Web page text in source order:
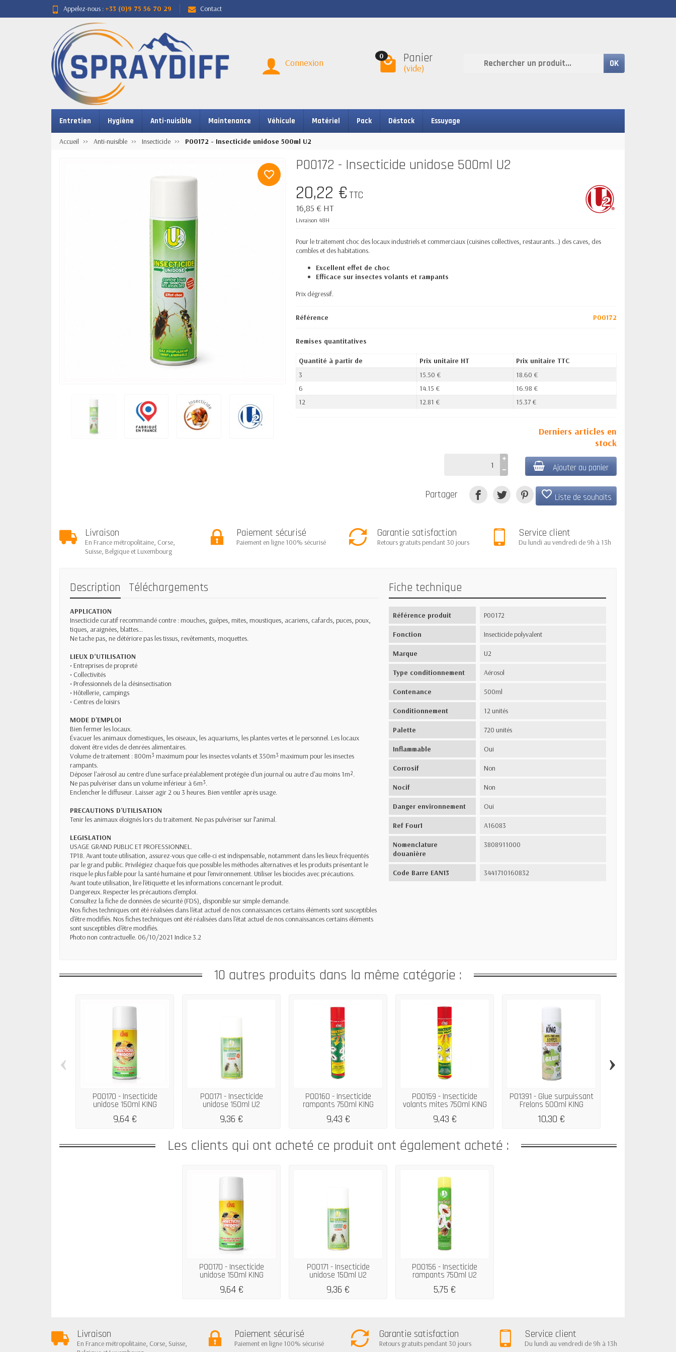
Appelez-nous : +33 (0)9 75 56 70 29 Contact
Connexion
0 Panier
(vide) OK
Entretien Hygiène Anti-nuisible Maintenance Véhicule Matériel Pack Déstock Essuyage
Accueil Anti-nuisible Insecticide P00172 - Insecticide unidose 500ml U2
favorite_border
P00172 - Insecticide unidose 500ml U2
20,22 €TTC
16,85 € HT
Livraison 48H
Pour le traitement choc des locaux industriels et commerciaux (cuisines collectives, restaurants...) des caves, des
combles et des habitations.
Excellent effet de choc
Efficace sur insectes volants et rampants
Prix dégressif.
Référence P00172
Remises quantitatives
Quantité à partir de Prix unitaire HT
Prix unitaire TTC
3
15.50 €
18.60 €
6
14.15 €
16.98 €
12
12.81 € 15.37 €
Derniers articles en
stock
Ajouter au panier
favorite_border Liste de souhaits
Partager
Livraison
En France métropolitaine, Corse,
Suisse, Belgique et Luxembourg
Paiement sécurisé
Paiement en ligne 100% sécurisé
Garantie satisfaction
Retours gratuits pendant 30 jours
Service client
Du lundi au vendredi de 9h à 13h
Description Téléchargements
APPLICATION
Insecticide curatif recommandé contre : mouches, guêpes, mites, moustiques, acariens, cafards, puces, poux,
tiques, araignées, blattes…
Ne tache pas, ne détériore pas les tissus, revêtements, moquettes.
LIEUX D’UTILISATION
• Entreprises de propreté
• Collectivités
• Professionnels de la désinsectisation
• Hôtellerie, campings
• Centres de loisirs
MODE D'EMPLOI
Bien fermer les locaux.
Évacuer les animaux domestiques, les oiseaux, les aquariums, les plantes vertes et le personnel. Les locaux
doivent être vides de denrées alimentaires.
Volume de traitement : 800m³ maximum pour les insectes volants et 350m³ maximum pour les insectes
rampants.
Déposer l'aérosol au centre d'une surface préalablement protégée d'un journal ou autre d'au moins 1m².
Ne pas pulvériser dans un volume inférieur à 6m³.
Enclencher le diffuseur. Laisser agir 2 ou 3 heures. Bien ventiler après usage.
PRECAUTIONS D'UTILISATION
Tenir les animaux éloignés lors du traitement. Ne pas pulvériser sur l’animal.
LEGISLATION
USAGE GRAND PUBLIC ET PROFESSIONNEL.
TP18. Avant toute utilisation, assurez-vous que celle-ci est indispensable, notamment dans les lieux fréquentés
par le grand public. Privilégiez chaque fois que possible les méthodes alternatives et les produits présentant le
risque le plus faible pour la santé humaine et pour l'environnement. Utiliser les biocides avec précautions.
Avant toute utilisation, lire l'étiquette et les informations concernant le produit.
Dangereux. Respecter les précautions d'emploi.
Consultez la fiche de données de sécurité (FDS), disponible sur simple demande.
Nos fiches techniques ont été réalisées dans l'état actuel de nos connaissances certains éléments sont susceptibles
d'être modifiés. Nos fiches techniques ont été réalisées dans l'état actuel de nos connaissances certains éléments
sont susceptibles d'être modifiés.
Photo non contractuelle. 06/10/2021 Indice 3.2
Fiche technique
Référence produit P00172
Fonction Insecticide polyvalent
Marque U2
Type conditionnement Aérosol
Contenance 500ml
Conditionnement 12 unités
Palette 720 unités
Inflammable Oui
Corrosif Non
Nocif Non
Danger environnement Oui
Ref Four1 A16083
Nomenclature
douanière
3808911000
Code Barre EAN13 3441710160832
10 autres produits dans la même catégorie :
P00170 - Insecticide
unidose 150ml KING
9,64 €
P00171 - Insecticide
unidose 150ml U2
9,36 €
P00160 - Insecticide
rampants 750ml KING
9,43 €
P00159 - Insecticide
volants mites 750ml KING
9,43 €
P01391 - Glue surpuissant
Frelons 500ml KING
10,30 €
‹ ›
Les clients qui ont acheté ce produit ont également acheté :
P00170 - Insecticide
unidose 150ml KING
9,64 €
P00171 - Insecticide
unidose 150ml U2
9,36 €
P00156 - Insecticide
rampants 750ml U2
5,75 €
Livraison
En France métropolitaine, Corse, Suisse,
Paiement sécurisé
Paiement en ligne 100% sécurisé
Garantie satisfaction
Retours gratuits pendant 30 jours
Service client
Du lundi au vendredi de 9h à 13h